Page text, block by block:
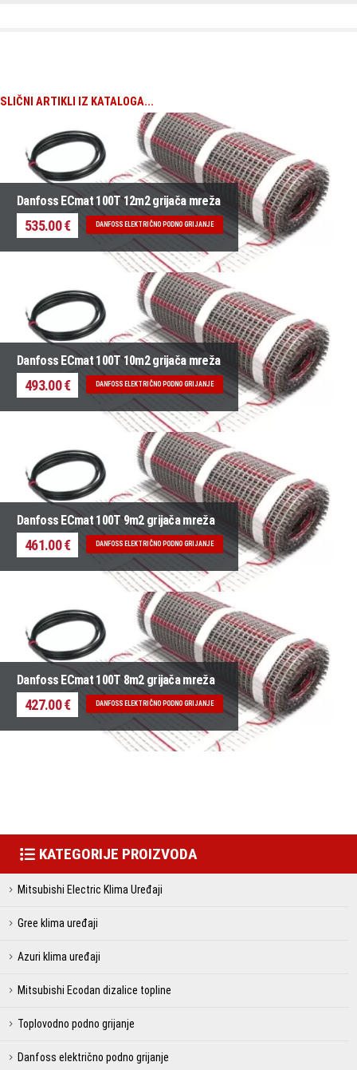
SLIČNI ARTIKLI IZ KATALOGA...
Danfoss ECmat 100T 12m2 grijača mreža
535.00 € DANFOSS ELEKTRIČNO PODNO GRIJANJE
Danfoss ECmat 100T 10m2 grijača mreža
493.00 € DANFOSS ELEKTRIČNO PODNO GRIJANJE
Danfoss ECmat 100T 9m2 grijača mreža
461.00 € DANFOSS ELEKTRIČNO PODNO GRIJANJE
Danfoss ECmat 100T 8m2 grijača mreža
427.00 € DANFOSS ELEKTRIČNO PODNO GRIJANJE
KATEGORIJE PROIZVODA
Mitsubishi Electric Klima Uređaji
Gree klima uređaji
Azuri klima uređaji
Mitsubishi Ecodan dizalice topline
Toplovodno podno grijanje
Danfoss električno podno grijanje